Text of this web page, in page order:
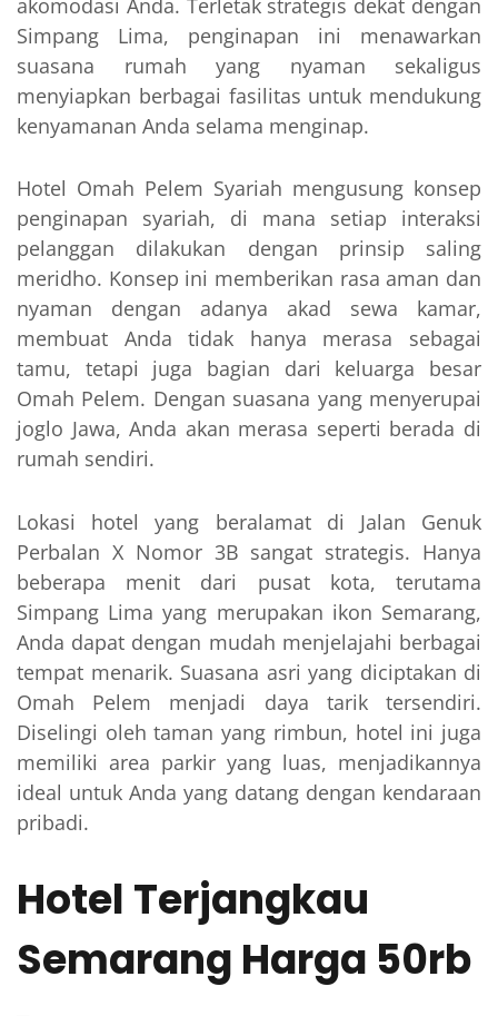
akomodasi Anda. Terletak strategis dekat dengan
Simpang Lima, penginapan ini menawarkan
suasana rumah yang nyaman sekaligus
menyiapkan berbagai fasilitas untuk mendukung
kenyamanan Anda selama menginap.
Hotel Omah Pelem Syariah mengusung konsep
penginapan syariah, di mana setiap interaksi
pelanggan dilakukan dengan prinsip saling
meridho. Konsep ini memberikan rasa aman dan
nyaman dengan adanya akad sewa kamar,
membuat Anda tidak hanya merasa sebagai
tamu, tetapi juga bagian dari keluarga besar
Omah Pelem. Dengan suasana yang menyerupai
joglo Jawa, Anda akan merasa seperti berada di
rumah sendiri.
Lokasi hotel yang beralamat di Jalan Genuk
Perbalan X Nomor 3B sangat strategis. Hanya
beberapa menit dari pusat kota, terutama
Simpang Lima yang merupakan ikon Semarang,
Anda dapat dengan mudah menjelajahi berbagai
tempat menarik. Suasana asri yang diciptakan di
Omah Pelem menjadi daya tarik tersendiri.
Diselingi oleh taman yang rimbun, hotel ini juga
memiliki area parkir yang luas, menjadikannya
ideal untuk Anda yang datang dengan kendaraan
pribadi.
Hotel Terjangkau
Semarang Harga 50rb